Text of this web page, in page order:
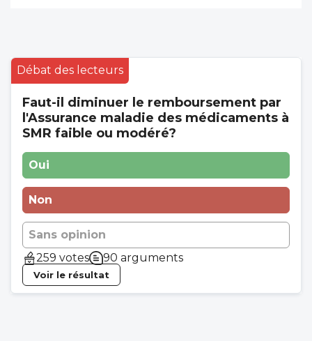
Débat des lecteurs
Faut-il diminuer le remboursement par
l'Assurance maladie des médicaments à
SMR faible ou modéré?
Oui
Non
Sans opinion
259 votes
90 arguments
Voir le résultat